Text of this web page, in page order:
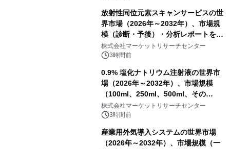
放射性同位元素スキャンサービスの世
界市場（2026年～2032年）、市場規
模（診断・予後）・分析レポートを発
表
株式会社マーケットリサーチセンター
3時間前
0.9% 塩化ナトリウム注射液の世界市
場（2026年～2032年）、市場規模
（100ml、250ml、500ml、その
他）・分析レポートを発表
株式会社マーケットリサーチセンター
3時間前
産業用外気導入システムの世界市場
（2026年～2032年）、市場規模（一